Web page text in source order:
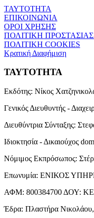
ΤΑΥΤΟΤΗΤΑ
ΕΠΙΚΟΙΝΩΝΙΑ
ΟΡΟΙ ΧΡΗΣΗΣ
ΠΟΛΙΤΙΚΗ
ΠΟΛΙΤΙΚΗ COOKIES
Κρατική Διαφήμιση
ΤΑΥΤΟΤΗΤΑ
Εκδότης: Νίκος
Γενικός Διευθυντής -
Διευθύντρια Σύνταξης:
Ιδιοκτησία - Δικαιούχος
Νόμιμος Εκπρόσωπος:
Επωνυμία: ΕΝΙΚΟΣ
ΑΦΜ: 800384700 ΔΟΥ:
Έδρα: Πλαστήρα